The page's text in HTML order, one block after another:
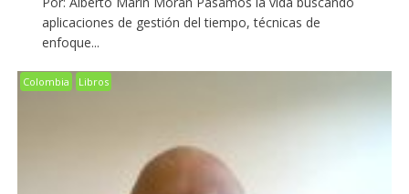
aplicaciones de gestión del tiempo, técnicas de
enfoque...
Colombia Libros